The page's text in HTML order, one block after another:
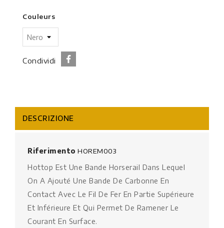
Couleurs
Condividi
DESCRIZIONE
Riferimento HOREM003
Hottop Est Une Bande Horserail Dans Lequel
On A Ajouté Une Bande De Carbonne En
Contact Avec Le Fil De Fer En Partie Supérieure
Et Inférieure Et Qui Permet De Ramener Le
Courant En Surface.